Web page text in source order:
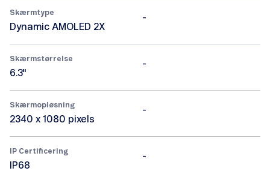
Skærmtype
Dynamic AMOLED 2X
-
Skærmstørrelse
6.3"
-
Skærmopløsning
2340 x 1080 pixels
-
IP Certificering
IP68
-